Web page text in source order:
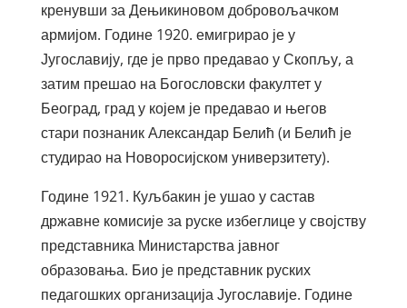
кренувши за Дењикиновом добровољачком
армијом. Године 1920. емигрирао је у
Југославију, где је прво предавао у Скопљу, а
затим прешао на Богословски факултет у
Београд, град у којем је предавао и његов
стари познаник Александар Белић (и Белић је
студирао на Новоросијском универзитету).
Године 1921. Куљбакин је ушао у састав
државне комисије за руске избеглице у својству
представника Министарства јавног
образовања. Био је представник руских
педагошких организација Југославије. Године